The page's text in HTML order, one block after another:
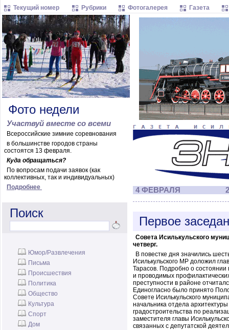
Текущий номер Рубрики Фотогалерея Газета
Фото недели
Участвуй вместе со всеми
Всероссийские зимние соревнования
в большинстве городов страны
состоятся 13 февраля.
Куда обращаться?
По вопросам подачи заявок (как
коллективных, так и индивидуальных)
Подробнее
Поиск
Юмор/Развлечения
Письма
Происшествия
Политика
Общество
Культура
Спорт
Дом
4 ФЕВРАЛЯ
Первое
Совета Исилькульского
четверг.
В повестке дня значились
Исилькульского МР доложил
Тарасов. Подробно о состоянии
и проводимых
преступности в районе
Единогласно было принято
Совете Исилькульского
начальника отдела
градостроительства по
заместителя главы
связанных с депутатской